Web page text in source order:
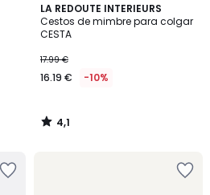
LA REDOUTE INTERIEURS
Cestos de mimbre para colgar
CESTA
17.99 €
16.19 € -10%
4,1
/ 5
4,1
/